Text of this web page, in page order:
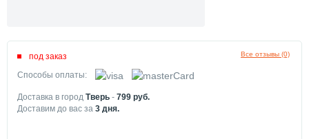
Все отзывы (0)
под заказ
Способы оплаты:
Доставка в город Тверь - 799 руб.
Доставим до вас за 3 дня.